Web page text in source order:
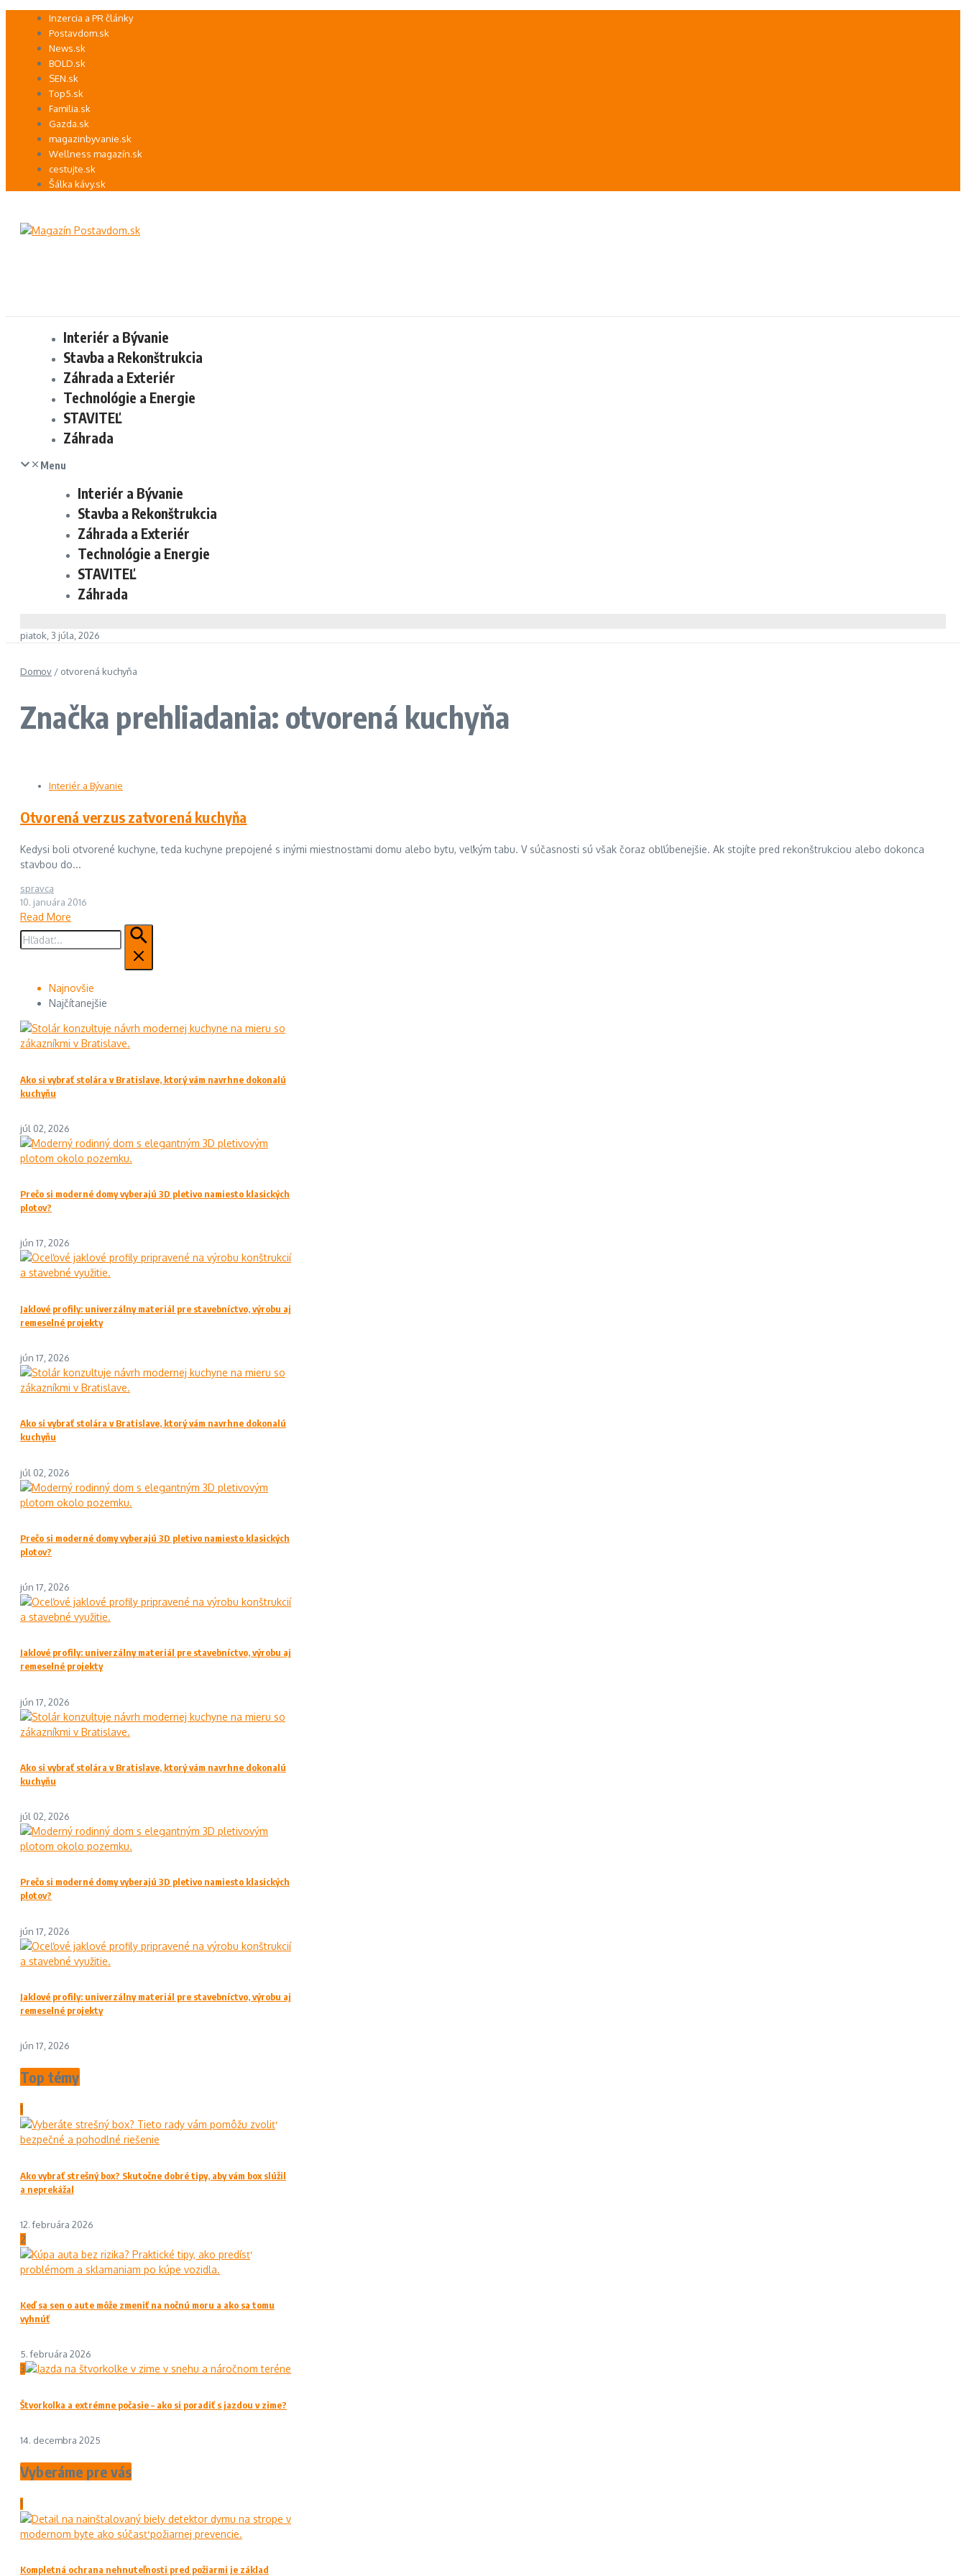
Preskočiť Inzercia a PR články
Postavdom.sk
News.sk
BOLD.sk
SEN.sk
Top5.sk
Familia.sk
Gazda.sk
magazinbyvanie.sk
Wellness magazín.sk
cestujte.sk
Šálka kávy.sk
Interiér a Bývanie
Stavba a Rekonštrukcia
Záhrada a Exteriér
Technológie a Energie
STAVITEĽ
Záhrada
Menu
Interiér a Bývanie
Stavba a Rekonštrukcia
Záhrada a Exteriér
Technológie a Energie
STAVITEĽ
Záhrada
piatok, 3 júla, 2026
Domov / otvorená kuchyňa
Značka prehliadania: otvorená kuchyňa
Interiér a Bývanie
Otvorená verzus zatvorená kuchyňa
Kedysi boli otvorené kuchyne, teda kuchyne prepojené s inými miestnosťami domu alebo bytu, veľkým tabu. V súčasnosti sú však čoraz obľúbenejšie. Ak stojíte pred rekonštrukciou alebo dokonca
stavbou do...
spravca
10. januára 2016
Read More
Hľadať:
Najnovšie
Najčítanejšie
Ako si vybrať stolára v Bratislave, ktorý vám navrhne dokonalú
kuchyňu
júl 02, 2026
Prečo si moderné domy vyberajú 3D pletivo namiesto klasických
plotov?
jún 17, 2026
Jaklové profily: univerzálny materiál pre stavebníctvo, výrobu aj
remeselné projekty
jún 17, 2026
Ako si vybrať stolára v Bratislave, ktorý vám navrhne dokonalú
kuchyňu
júl 02, 2026
Prečo si moderné domy vyberajú 3D pletivo namiesto klasických
plotov?
jún 17, 2026
Jaklové profily: univerzálny materiál pre stavebníctvo, výrobu aj
remeselné projekty
jún 17, 2026
Ako si vybrať stolára v Bratislave, ktorý vám navrhne dokonalú
kuchyňu
júl 02, 2026
Prečo si moderné domy vyberajú 3D pletivo namiesto klasických
plotov?
jún 17, 2026
Jaklové profily: univerzálny materiál pre stavebníctvo, výrobu aj
remeselné projekty
jún 17, 2026
Top témy
1
Ako vybrať strešný box? Skutočne dobré tipy, aby vám box slúžil
a neprekážal
12. februára 2026
2
Keď sa sen o aute môže zmeniť na nočnú moru a ako sa tomu
vyhnúť
5. februára 2026
3
Štvorkolka a extrémne počasie – ako si poradiť s jazdou v zime?
14. decembra 2025
Vyberáme pre vás
1
Kompletná ochrana nehnuteľnosti pred požiarmi je základ